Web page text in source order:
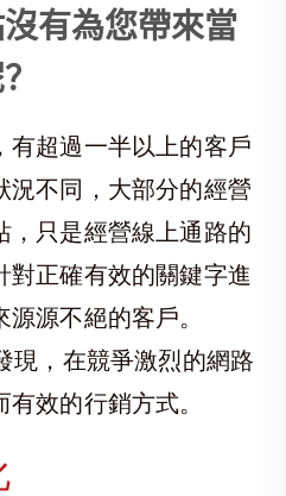
有為您帶來當
有超過一半以上的客戶
況不同，大部分的經營
，只是經營線上通路的
對正確有效的關鍵字進
源不絕的客戶。
現，在競爭激烈的網路
效的行銷方式。